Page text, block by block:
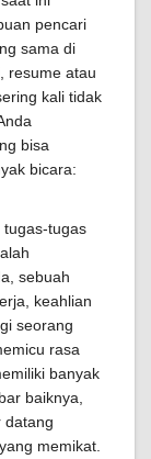
pencari
sama di
resume atau
kali tidak
bisa
bicara:
tugas-tugas
sebuah
keahlian
seorang
rasa
banyak
baiknya,
datang
memikat.